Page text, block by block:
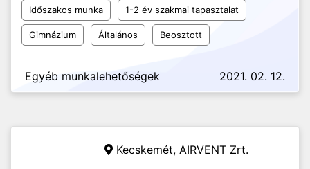
Időszakos munka 1-2 év szakmai tapasztalat
Gimnázium Általános Beosztott
Egyéb munkalehetőségek 2021. 02. 12.
Kecskemét, AIRVENT Zrt.